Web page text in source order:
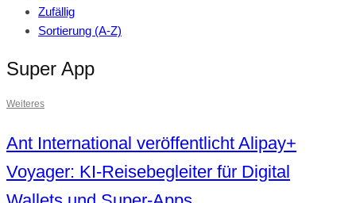
Zufällig
Sortierung (A-Z)
Super App
Weiteres
Ant International veröffentlicht Alipay+
Voyager: KI-Reisebegleiter für Digital